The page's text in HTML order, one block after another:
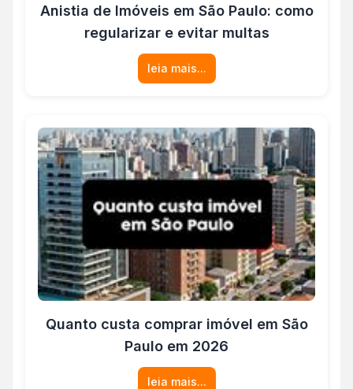
Anistia de Imóveis em São Paulo: como
regularizar e evitar multas
leia mais...
Quanto custa comprar imóvel em São
Paulo em 2026
leia mais...